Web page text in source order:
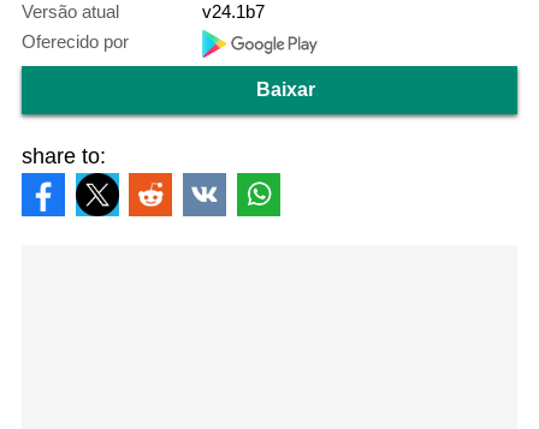
Versão atual
v24.1b7
Oferecido por
Baixar
share to: